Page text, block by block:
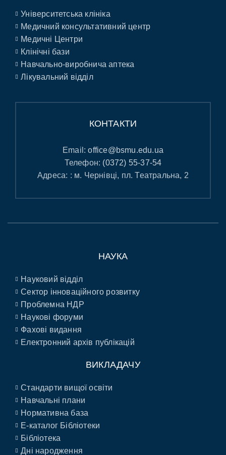
Університетська клініка
Медичний консультативний центр
Медичні Центри
Клінічні бази
Навчально-виробнича аптека
Лікувальний відділ
КОНТАКТИ
Email:office@bsmu.edu.ua
Телефон: (0372) 55-37-54
Адреса: : м. Чернівці, пл. Театральна, 2
НАУКА
Науковий відділ
Сектор інноваційного розвитку
Проблемна НДР
Наукові форуми
Фахові видання
Електронний архів публікацій
ВИКЛАДАЧУ
Стандарти вищої освіти
Навчальні плани
Нормативна база
E-каталог Бібліотеки
Бібліотека
Дні народження